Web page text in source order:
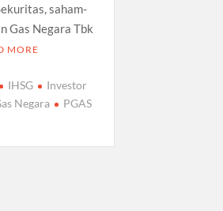
saham-
Gas Negara Tbk
MORE
IHSG
Investor
Negara
PGAS